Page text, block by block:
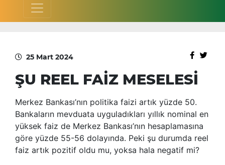
25 Mart 2024
ŞU REEL FAİZ MESELESİ
Merkez Bankası’nın politika faizi artık yüzde 50.
Bankaların mevduata uyguladıkları yıllık nominal en
yüksek faiz de Merkez Bankası’nın hesaplamasına
göre yüzde 55-56 dolayında. Peki şu durumda reel
faiz artık pozitif oldu mu, yoksa hala negatif mi?